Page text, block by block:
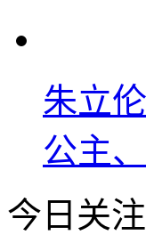
朱立
公主
今日关注